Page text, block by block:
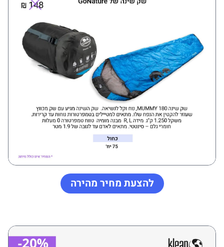
להצעת מחיר מהירה